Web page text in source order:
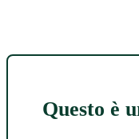
Questo è